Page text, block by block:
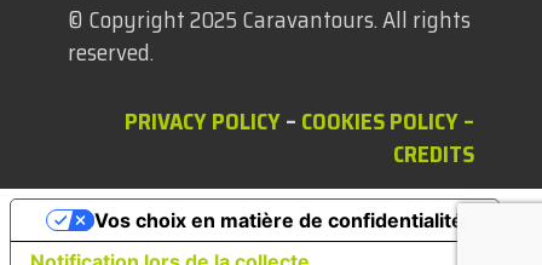
© Copyright 2025 Caravantours. All rights
reserved.
PRIVACY POLICY– COOKIES POLICY–
CREDITS
Vos choix en matière de confidentialité